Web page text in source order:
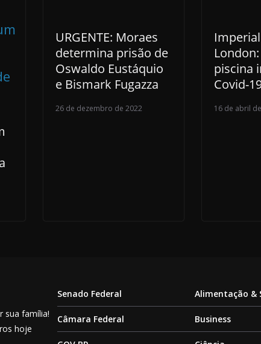
URGENTE: Moraes
determina prisão de
Oswaldo Eustáquio
e Bismark Fugazza
26 de dezembro de 2022
piscina
Covid-
16 de abril
sua família!
hoje
Senado Federal
Câmara Federal
Alimentação &
Business